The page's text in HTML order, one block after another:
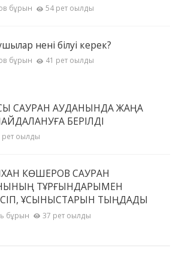
бұрын 54 рет оқылды
нені білуі керек?
бұрын 41 рет оқылды
САУРАН АУДАНЫНДА ЖАҢА
БЕРІЛДІ
рет оқылды
КӨШЕРОВ САУРАН
ТҰРҒЫНДАРЫМЕН
ҰСЫНЫСТАРЫН ТЫҢДАДЫ
бұрын 37 рет оқылды